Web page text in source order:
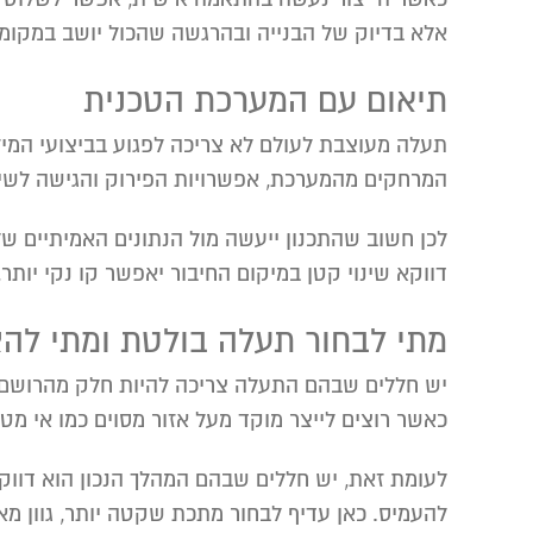
אלא בדיוק של הבנייה ובהרגשה שהכול יושב
תיאום עם המערכת הטכנית
תעלה מעוצבת לעולם לא צריכה לפגוע בביצועי
המרחקים מהמערכת, אפשרויות הפירוק והגישה
לכן חשוב שהתכנון ייעשה מול הנתונים
דווקא שינוי קטן במיקום החיבור יאפשר קו נקי
מתי לבחור תעלה בולטת ומתי
יש חללים שבהם התעלה צריכה להיות חלק
כאשר רוצים לייצר מוקד מעל אזור מסוים כמו אי
לעומת זאת, יש חללים שבהם המהלך הנכון הוא
להעמיס. כאן עדיף לבחור מתכת שקטה יותר, גוון